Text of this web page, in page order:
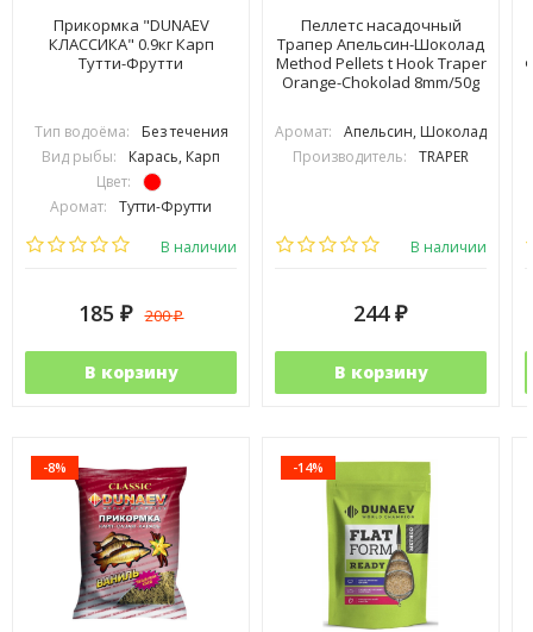
Прикормка "DUNAEV
КЛАССИКА" 0.9кг Карп
Тутти-Фрутти
Тип водоёма:
Без течения
Вид рыбы:
Карась, Карп
Цвет:
Аромат:
Тутти-Фрутти
Фракция:
В наличии
185 ₽ 200₽
В корзину
Пеллетс насадочный
Трапер Апельсин-Шоколад
Method Pellets t Hook Traper
Orange-Chokolad 8mm/50g
Аромат:
Апельсин, Шоколад
Производитель:
TRAPER
В наличии
244 ₽
В корзину
-8% -14%